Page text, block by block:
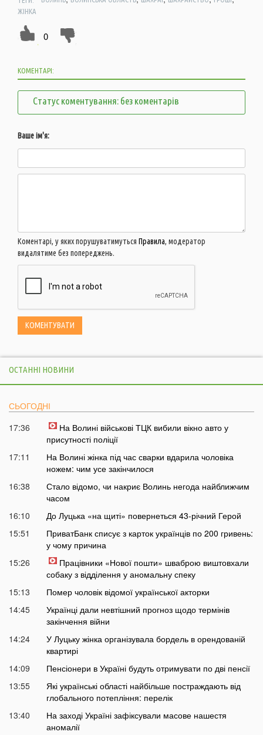
ЖІНКА
0
КОМЕНТАРІ:
Статус коментування: без коментарів
Ваше ім'я:
Коментарі, у яких порушуватимуться Правила, модератор
видалятиме без попереджень.
ОСТАННІ НОВИНИ
СЬОГОДНІ
17:36
На Волині військові ТЦК вибили вікно авто у
присутності поліції
17:11
На Волині жінка під час сварки вдарила чоловіка
ножем: чим усе закінчилося
16:38
Стало відомо, чи накриє Волинь негода найближчим
часом
16:10
До Луцька «на щиті» повернеться 43-річний Герой
15:51
ПриватБанк списує з карток українців по 200 гривень:
у чому причина
15:26
Працівники «Нової пошти» шваброю виштовхали
собаку з відділення у аномальну спеку
15:13
Помер чоловік відомої української акторки
14:45
Українці дали невтішний прогноз щодо термінів
закінчення війни
14:24
У Луцьку жінка організувала бордель в орендованій
квартирі
14:09
Пенсіонери в Україні будуть отримувати по дві пенсії
13:55
Які українські області найбільше постраждають від
глобального потепління: перелік
13:40
На заході Україні зафіксували масове нашестя
аномалії